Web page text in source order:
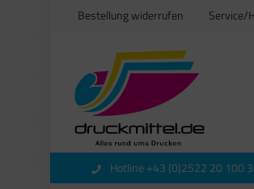
Bestellung widerrufen Service/
Hotline +43 (0)2522 20 100